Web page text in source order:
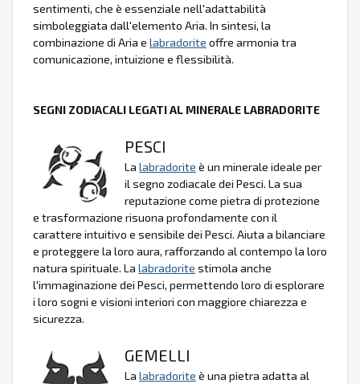
sentimenti, che è essenziale nell'adattabilità
simboleggiata dall'elemento Aria. In sintesi, la
combinazione di Aria e labradorite offre armonia tra
comunicazione, intuizione e flessibilità.
SEGNI ZODIACALI LEGATI AL MINERALE LABRADORITE
PESCI
La labradorite è un minerale ideale per
il segno zodiacale dei Pesci. La sua
reputazione come pietra di protezione
e trasformazione risuona profondamente con il
carattere intuitivo e sensibile dei Pesci. Aiuta a bilanciare
e proteggere la loro aura, rafforzando al contempo la loro
natura spirituale. La labradorite stimola anche
l'immaginazione dei Pesci, permettendo loro di esplorare
i loro sogni e visioni interiori con maggiore chiarezza e
sicurezza.
GEMELLI
La labradorite è una pietra adatta al